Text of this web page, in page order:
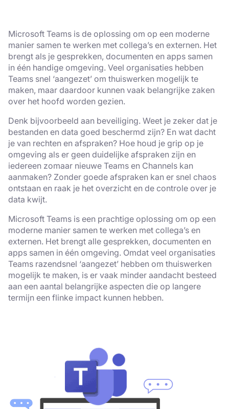
Microsoft Teams is de oplossing om op een moderne
manier samen te werken met collega’s en externen. Het
brengt als je gesprekken, documenten en apps samen
in één handige omgeving. Veel organisaties hebben
Teams snel ‘aangezet’ om thuiswerken mogelijk te
maken, maar daardoor kunnen vaak belangrijke zaken
over het hoofd worden gezien.
Denk bijvoorbeeld aan beveiliging. Weet je zeker dat je
bestanden en data goed beschermd zijn? En wat dacht
je van rechten en afspraken? Hoe houd je grip op je
omgeving als er geen duidelijke afspraken zijn en
iedereen zomaar nieuwe Teams en Channels kan
aanmaken? Zonder goede afspraken kan er snel chaos
ontstaan en raak je het overzicht en de controle over je
data kwijt.
Microsoft Teams is een prachtige oplossing om op een
moderne manier samen te werken met collega’s en
externen. Het brengt alle gesprekken, documenten en
apps samen in één omgeving. Omdat veel organisaties
Teams razendsnel ‘aangezet’ hebben om thuiswerken
mogelijk te maken, is er vaak minder aandacht besteed
aan een aantal belangrijke aspecten die op langere
termijn een flinke impact kunnen hebben.